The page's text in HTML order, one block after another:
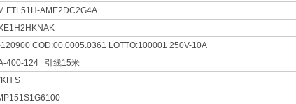
FTL51H-AME2DC2G4A
120900 COD:00.0005.0361 LOTTO:100001 250V-10A
400-124 引线15米
S